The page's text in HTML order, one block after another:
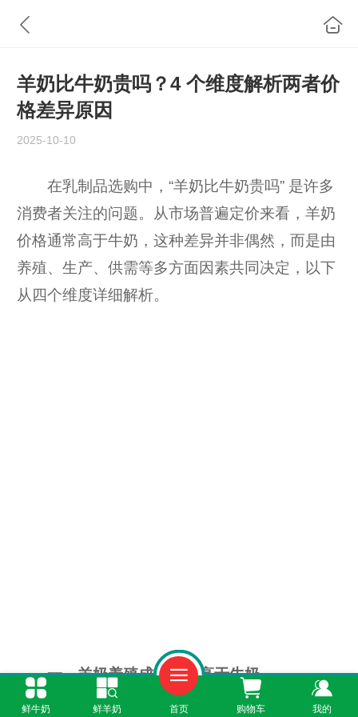
羊奶比牛奶贵吗？4 个维度解析两者价
格差异原因
2025-10-10
在乳制品选购中，“羊奶比牛奶贵吗” 是许多
消费者关注的问题。从市场普遍定价来看，羊奶
价格通常高于牛奶，这种差异并非偶然，而是由
养殖、生产、供需等多方面因素共同决定，以下
从四个维度详细解析。
一、羊奶养殖成本显著高于牛奶
鲜牛奶 鲜羊奶 首页 购物车 我的